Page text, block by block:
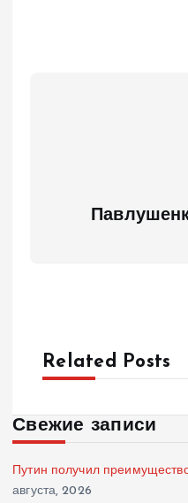
Related Posts
Свежие записи
Путин получил
августа, 2026